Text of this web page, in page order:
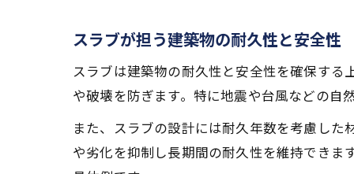
スラブが担う建築物の耐久性と安全性
スラブは建築物の耐久性と安全性を確保す
や破壊を防ぎます。特に地震や台風などの自
また、スラブの設計には耐久年数を考慮し
や劣化を抑制し長期間の耐久性を維持できま